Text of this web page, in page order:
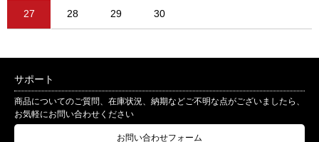
27 28 29 30
サポート
商品についてのご質問、在庫状況、納期などご不明な点がございましたら、
お気軽にお問い合わせください
お問い合わせフォーム